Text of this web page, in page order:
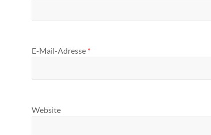
E-Mail-Adresse *
Website